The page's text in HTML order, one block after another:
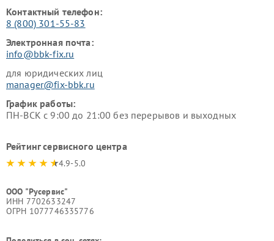
Контактный телефон:
8 (800) 301-55-83
Электронная почта:
info@bbk-fix.ru
для юридических лиц
manager@fix-bbk.ru
График работы:
ПН-ВСК с 9:00 до 21:00 без перерывов и выходных
Рейтинг сервисного центра
4.9-5.0
ООО "Русервис"
ИНН 7702633247
ОГРН 1077746335776